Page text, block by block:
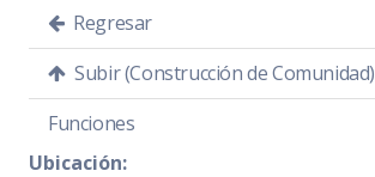
Regresar
Subir (Construcción de Comunidad)
Funciones
Ubicación: